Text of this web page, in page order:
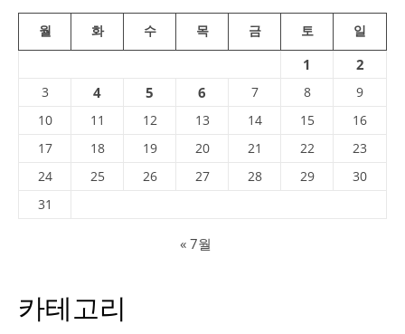
월 화 수 목 금 토 일
1 2
3 4 5 6 7 8
9
10
11 12 13 14 15
16
17
18 19 20 21 22
23
24
25 26 27 28 29
30
31
« 7월
카테고리